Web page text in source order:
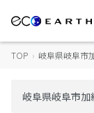
TOP › 岐阜県岐阜市